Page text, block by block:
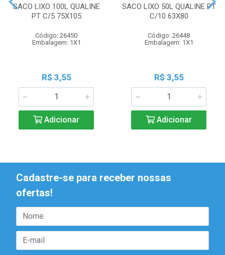
SACO LIXO 100L QUALINE
PT C/5 75X105
Código: 26450
Embalagem: 1X1
R$ 3,55
Adicionar
SACO LIXO 50L QUALINE PT
C/10 63X80
Código: 26448
Embalagem: 1X1
R$ 3,55
Adicionar
Cadastre-se para receber nossas
ofertas!